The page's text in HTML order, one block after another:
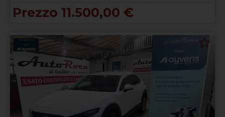
Prezzo 11.500,00 €